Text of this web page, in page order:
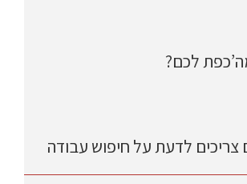
לכם?
לדעת על חיפוש עבודה